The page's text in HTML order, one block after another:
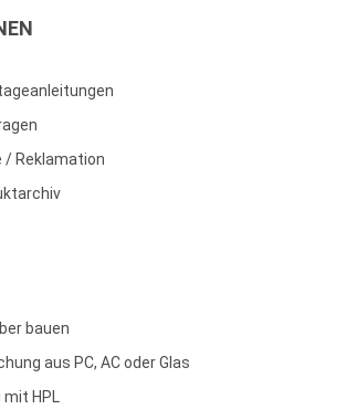
/ Reklamation
bauen
aus PC, AC oder Glas
mit HPL